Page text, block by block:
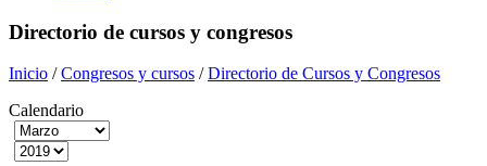
Directorio de cursos y congresos
Inicio /Congresos y cursos /Directorio de Cursos y Congresos
Calendario